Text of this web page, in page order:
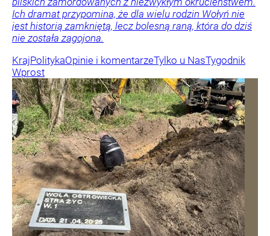
Ich dramat przypomina, że dla wielu rodzin Wołyń nie
jest historią zamkniętą, lecz bolesną raną, która do dziś
nie została zagojona.
KrajPolitykaOpinie i komentarzeTylko u NasTygodnik
Wprost